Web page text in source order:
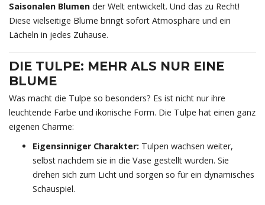
Saisonalen Blumen der Welt entwickelt. Und das zu Recht!
Diese vielseitige Blume bringt sofort Atmosphäre und ein
Lächeln in jedes Zuhause.
DIE TULPE: MEHR ALS NUR EINE
BLUME
Was macht die Tulpe so besonders? Es ist nicht nur ihre
leuchtende Farbe und ikonische Form. Die Tulpe hat einen ganz
eigenen Charme:
Eigensinniger Charakter: Tulpen wachsen weiter,
selbst nachdem sie in die Vase gestellt wurden. Sie
drehen sich zum Licht und sorgen so für ein dynamisches
Schauspiel.